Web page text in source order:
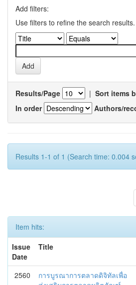
Add filters:
Use filters to refine the search results.
Results/Page | Sort items
In order
Authors/
Results 1-1 of 1 (Search time: 0.004
Item hits:
Issue
Date
Title
2560
การบูรณาการตลาดดิจิทัลเพื่อ